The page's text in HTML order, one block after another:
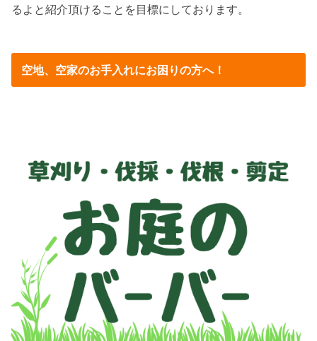
るよと紹介頂けることを目標にしております。
空地、空家のお手入れにお困りの方へ！